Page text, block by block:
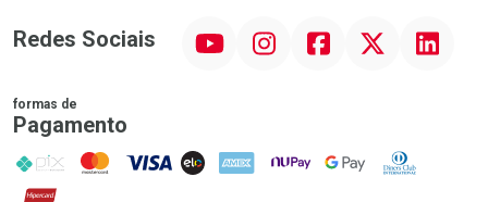
Redes Sociais InstagramFacebook Linkedin
formas de
Pagamento
PIX MasterCard
VISA ELO AMEX NuPay Google PayDiners Club
Hipercard